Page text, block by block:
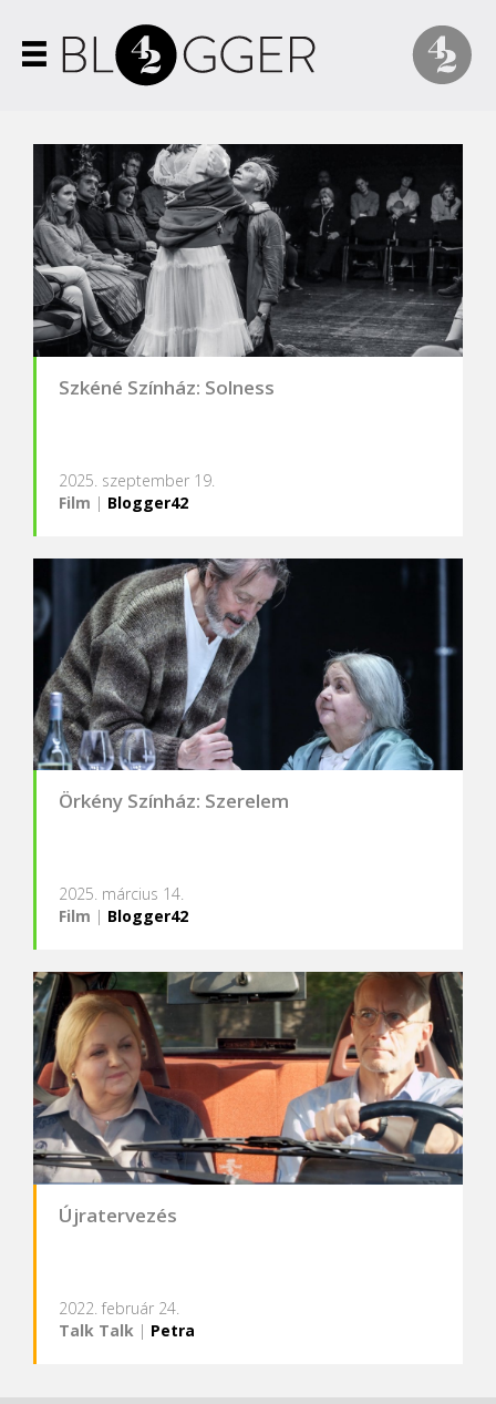
Szkéné Színház: Solness
2025. szeptember 19.
Film | Blogger42
Örkény Színház: Szerelem
2025. március 14.
Film | Blogger42
Újratervezés
2022. február 24.
Talk Talk | Petra